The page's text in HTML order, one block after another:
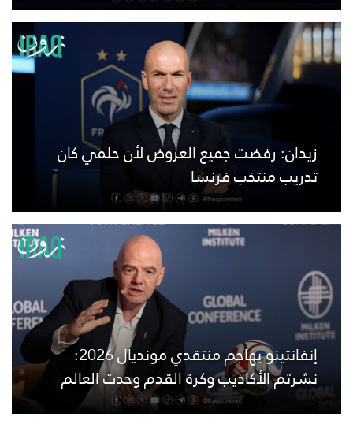
زيدان: رفضت جميع العروض لأن حلمي كان
تدريب منتخب فرنسا
إنفانتينو يهاجم منتقدي مونديال 2026:
نشرتم الأكاذيب وكرة القدم وحدت العالم